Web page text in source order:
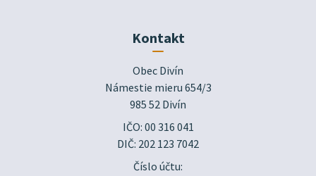
Kontakt
Obec Divín
Námestie mieru 654/3
985 52 Divín
IČO: 00 316 041
DIČ: 202 123 7042
Číslo účtu: